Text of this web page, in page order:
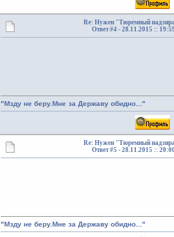
Re: Нужен "Тюремный
Ответ #4 -28.11.2015 ::
"Мзду не беру.Мне за Державу обидно..."
Re: Нужен "Тюремный
Ответ #5 -28.11.2015 ::
"Мзду не беру.Мне за Державу обидно..."